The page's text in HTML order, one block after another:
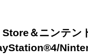
＆ニンテン